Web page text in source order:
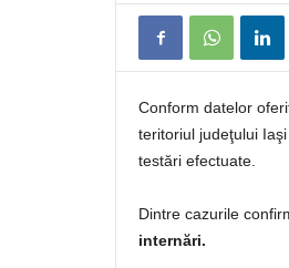
Conform datelor
teritoriul judeţului
testări efectuate.
Dintre cazurile
internări.